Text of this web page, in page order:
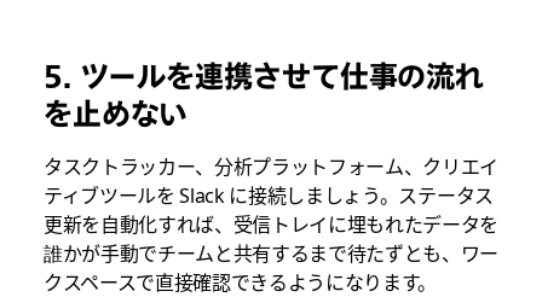
5. ツールを連携させて仕事の流れ
を止めない
タスクトラッカー、分析プラットフォーム、クリエイ
ティブツールを Slack に接続しましょう。ステータス
更新を自動化すれば、受信トレイに埋もれたデータを
誰かが手動でチームと共有するまで待たずとも、ワー
クスペースで直接確認できるようになります。